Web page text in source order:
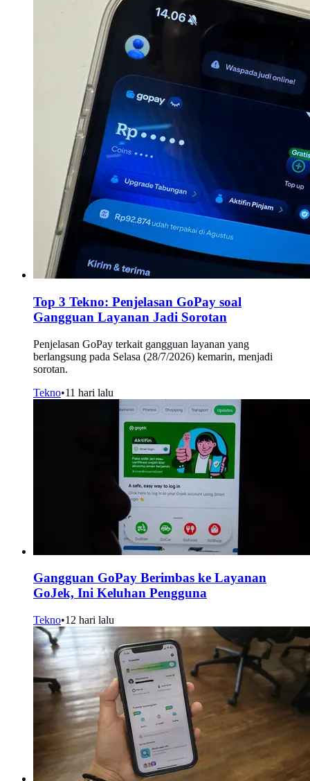
Top 3 Tekno: Penjelasan GoPay soal
Gangguan Layanan Jadi Sorotan
Penjelasan GoPay terkait gangguan layanan yang
berlangsung pada Selasa (28/7/2026) kemarin, menjadi
sorotan.
Tekno•11 hari lalu
Gangguan GoPay Berimbas ke Layanan
GoJek, Ini Keluhan Pengguna
Tekno•12 hari lalu